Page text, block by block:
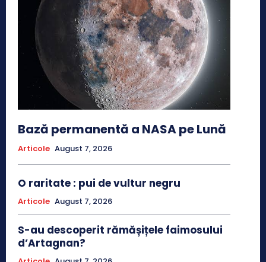
Bază permanentă a NASA pe Lună
Articole August 7, 2026
O raritate : pui de vultur negru
Articole August 7, 2026
S-au descoperit rămășițele faimosului
d’Artagnan?